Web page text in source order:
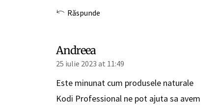
Răspunde
Andreea
25 iulie 2023 at 11:49
Este minunat cum produsele naturale
Kodi Professional ne pot ajuta sa avem